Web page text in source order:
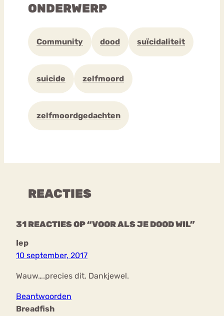
ONDERWERP
Community dood suïcidaliteit
suicide zelfmoord
zelfmoordgedachten
REACTIES
31 REACTIES OP “VOOR ALS JE DOOD WIL”
Iep
10 september, 2017
Wauw….precies dit. Dankjewel.
Beantwoorden
Breadfish